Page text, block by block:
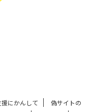
援にかんして
偽サイトの